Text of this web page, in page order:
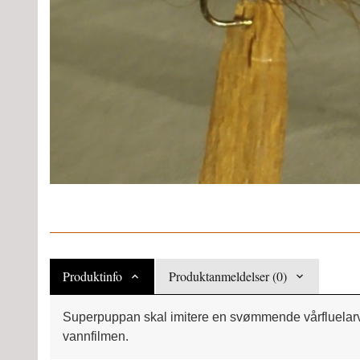
Produktinfo Produktanmeldelser (0)
Superpuppan skal imitere en svømmende
vannfilmen.